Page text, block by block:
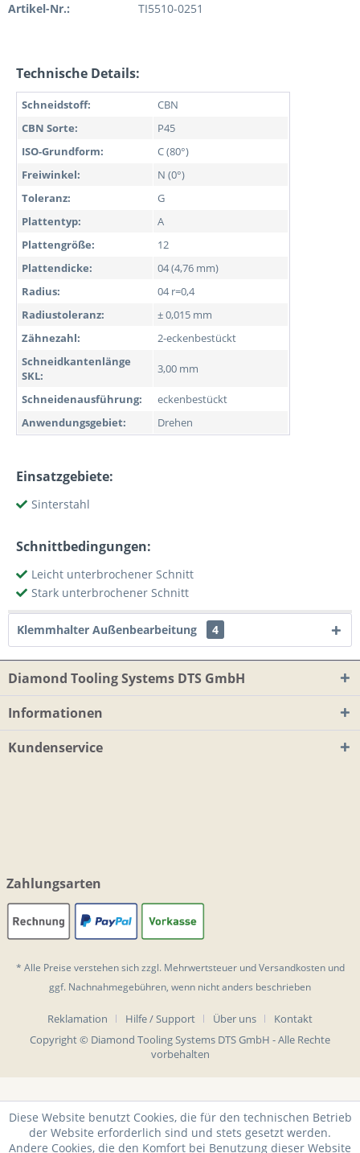
Artikel-Nr.: TI5510-0251
Technische Details:
Schneidstoff:
CBN
CBN Sorte:
P45
ISO-Grundform:
C (80°)
Freiwinkel:
N (0°)
Toleranz:
G
Plattentyp:
A
Plattengröße:
12
Plattendicke:
04 (4,76 mm)
Radius:
04 r=0,4
Radiustoleranz:
± 0,015 mm
Zähnezahl:
2-eckenbestückt
Schneidkantenlänge
SKL:
3,00 mm
Schneidenausführung:
eckenbestückt
Anwendungsgebiet:
Drehen
Einsatzgebiete:
Sinterstahl
Schnittbedingungen:
Leicht unterbrochener Schnitt
Stark unterbrochener Schnitt
Klemmhalter Außenbearbeitung 4
Diamond Tooling Systems DTS GmbH
Informationen
Kundenservice
Zahlungsarten
* Alle Preise verstehen sich zzgl. Mehrwertsteuer undVersandkostenund
ggf. Nachnahmegebühren, wenn nicht anders beschrieben
Reklamation Hilfe / Support Über uns
Kontakt
Copyright © Diamond Tooling Systems DTS GmbH - Alle Rechte
vorbehalten
Diese Website benutzt Cookies, die für den technischen Betrieb
der Website erforderlich sind und stets gesetzt werden.
Andere Cookies, die den Komfort bei Benutzung dieser Website